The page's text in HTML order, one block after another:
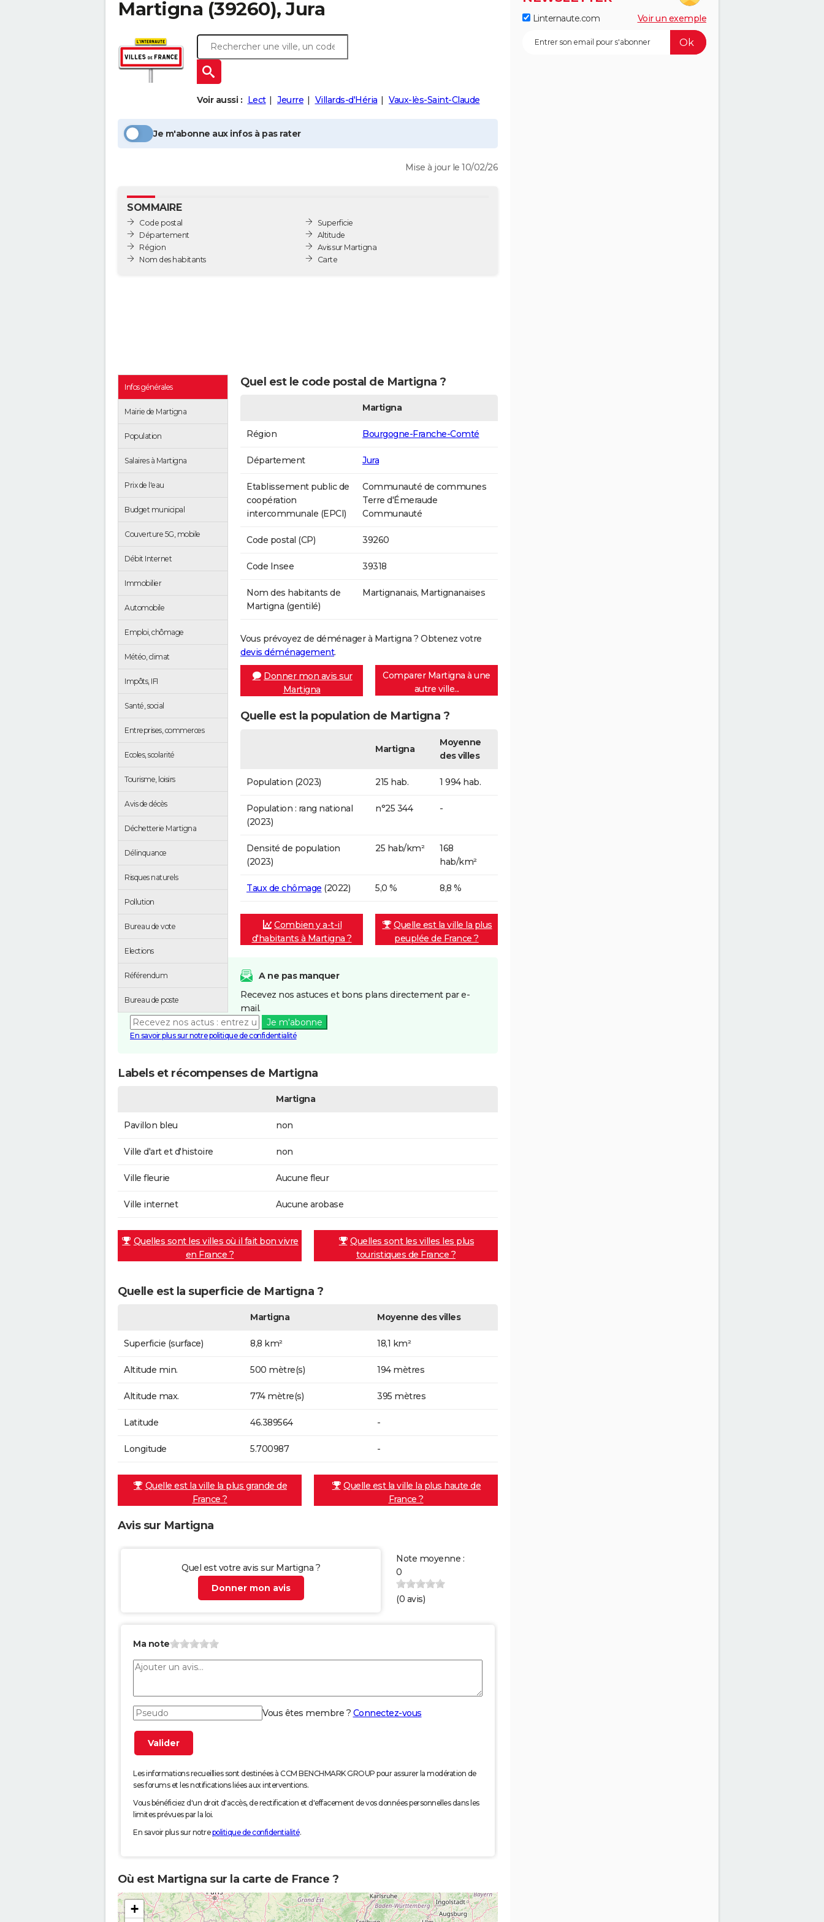
Martigna (39260), Jura
Voir aussi : Lect Jeurre Villards-d'Héria Vaux-lès-Saint-Claude
Je m'abonne aux infos à pas rater
Mise à jour le 10/02/26
SOMMAIRE
Code postal
Département
Région
Nom des habitants
Superficie
Altitude
Avis sur Martigna
Carte
Infos générales
Mairie de Martigna
Population
Salaires à Martigna
Prix de l'eau
Budget municipal
Couverture 5G, mobile
Débit Internet
Immobilier
Automobile
Emploi, chômage
Météo, climat
Impôts, IFI
Santé, social
Entreprises, commerces
Ecoles, scolarité
Tourisme, loisirs
Avis de décès
Déchetterie Martigna
Délinquance
Risques naturels
Pollution
Bureau de vote
Elections
Référendum
Bureau de poste
Quel est le code postal de Martigna ?
Martigna
Région Bourgogne-Franche-Comté
Département Jura
Etablissement public de
coopération
intercommunale (EPCI)
Communauté de communes
Terre d'Émeraude
Communauté
Code postal (CP) 39260
Code Insee 39318
Nom des habitants de
Martigna (gentilé)
Martignanais, Martignanaises
Vous prévoyez de déménager à Martigna ? Obtenez votre
devis déménagement.
Donner mon avis sur
Martigna
Comparer Martigna à une
autre ville...
Quelle est la population de Martigna ?
Martigna
Moyenne
des villes
Population (2023) 215 hab. 1 994 hab.
Population : rang national
(2023)
n°25 344 -
Densité de population
(2023)
25 hab/km²
168
hab/km²
Taux de chômage (2022) 5,0 % 8,8 %
Combien y a-t-il
d'habitants à Martigna ?
Quelle est la ville la plus
peuplée de France ?
A ne pas manquer
Recevez nos astuces et bons plans directement par e-
mail.
Je m'abonne
En savoir plus sur notre politique de confidentialité
Labels et récompenses de Martigna
Martigna
Pavillon bleu non
Ville d'art et d'histoire non
Ville fleurie Aucune fleur
Ville internet Aucune arobase
Quelles sont les villes où il fait bon vivre
en France ?
Quelles sont les villes les plus
touristiques de France ?
Quelle est la superficie de Martigna ?
Martigna Moyenne des villes
Superficie (surface) 8,8 km² 18,1 km²
Altitude min. 500 mètre(s) 194 mètres
Altitude max. 774 mètre(s) 395 mètres
Latitude 46.389564 -
Longitude 5.700987 -
Quelle est la ville la plus grande de
France ?
Quelle est la ville la plus haute de
France ?
Avis sur Martigna
Quel est votre avis sur Martigna ?
Donner mon avis
Note moyenne :
0
(0 avis)
Ma note
Vous êtes membre ? Connectez-vous
Les informations recueillies sont destinées à CCM BENCHMARK GROUP pour assurer la modération de
ses forums et les notifications liées aux interventions.
Vous bénéficiez d'un droit d'accès, de rectification et d'effacement de vos données personnelles dans les
limites prévues par la loi.
En savoir plus sur notrepolitique de confidentialité.
Où est Martigna sur la carte de France ?
+
Linternaute.com Voir un exemple